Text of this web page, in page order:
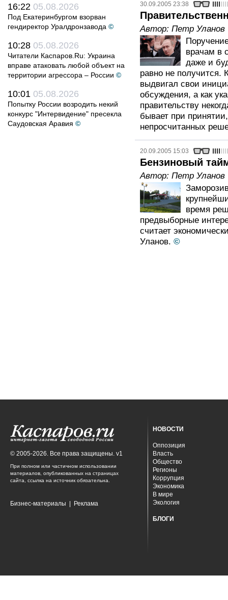
16:22 05.08.2026
Под Екатеринбургом взорван
гендиректор Уралдронзавода ©
10:28 05.08.2026
Читатели Каспаров.Ru: Украина
вправе атаковать любой объект на
территории агрессора – России ©
10:01 05.08.2026
Попытку России возродить некий
конкурс "Интервидение" пресекла
Саудовская Аравия ©
30.09.2005 23:38
Автор: Петр Уланов
врачам в
даже и
равно не получится.
выдвигал свои
обсуждения, а как
правительству
бывает при
непросчитанных
20.09.2005 15:03
Бензиновый
Автор: Петр Уланов
время
предвыборные
считает
Уланов. ©
© 2005-2026. Все права защищены. v1
При полном или частичном использовании
материалов, опубликованных на страницах
сайта, ссылка на источник обязательна.
Бизнес-материалы Реклама
НОВОСТИ
Оппозиция
Власть
Общество
Регионы
Коррупция
Экономика
В мире
Экология
БЛОГИ